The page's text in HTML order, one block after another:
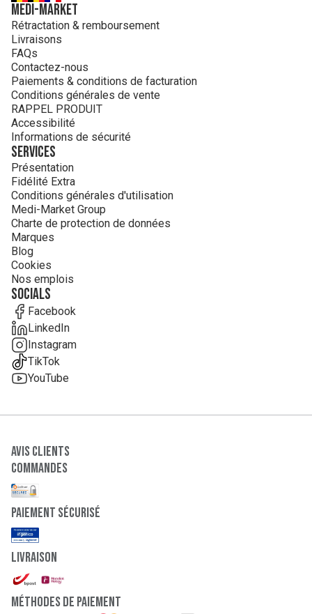
MEDI-MARKET
Rétractation & remboursement
Livraisons
FAQs
Contactez-nous
Paiements & conditions de facturation
Conditions générales de vente
RAPPEL PRODUIT
Accessibilité
Informations de sécurité
Services
Présentation
Fidélité Extra
Conditions générales d'utilisation
Medi-Market Group
Charte de protection de données
Marques
Blog
Cookies
Nos emplois
Socials
Facebook
LinkedIn
Instagram
TikTok
YouTube
Avis clients
Commandes
paiement sécurisé
Livraison
Méthodes de paiement